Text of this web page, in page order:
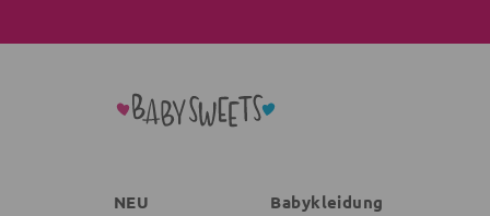
NEU Babykleidung